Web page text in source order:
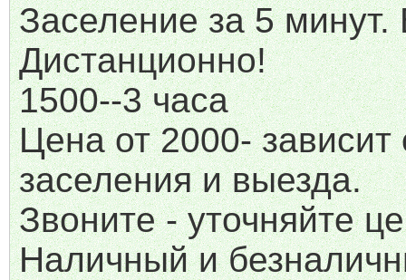
Заселение за 5
Дистанционно!
1500--3 часа
Цена от 2000- зависит
заселения и выезда.
Звоните - уточняйте
Наличный и